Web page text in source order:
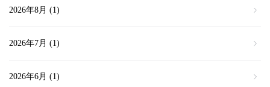
2026年8月 (1)
2026年7月 (1)
2026年6月 (1)